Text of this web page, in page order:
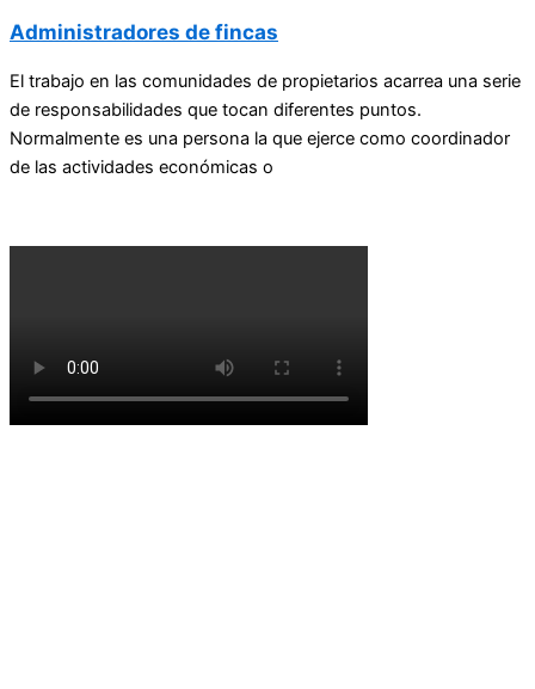
Administradores de fincas
El trabajo en las comunidades de propietarios acarrea una serie
de responsabilidades que tocan diferentes puntos.
Normalmente es una persona la que ejerce como coordinador
de las actividades económicas o